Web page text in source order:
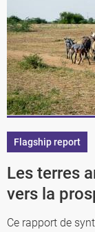
Flagship report
Les terres
vers la
Ce rapport de